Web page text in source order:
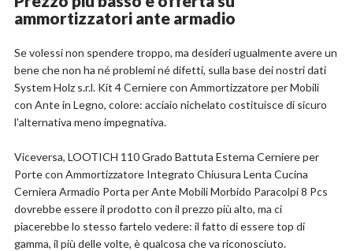
ammortizzatori ante armadio
Se volessi non spendere troppo, ma desideri ugualmente avere un
bene che non ha né problemi né difetti, sulla base dei nostri dati
System Holz s.r.l. Kit 4 Cerniere con Ammortizzatore per Mobili
con Ante in Legno, colore: acciaio nichelato costituisce di sicuro
l'alternativa meno impegnativa.
Viceversa, LOOTICH 110 Grado Battuta Esterna Cerniere per
Porte con Ammortizzatore Integrato Chiusura Lenta Cucina
Cerniera Armadio Porta per Ante Mobili Morbido Paracolpi 8 Pcs
dovrebbe essere il prodotto con il prezzo più alto, ma ci
piacerebbe lo stesso fartelo vedere: il fatto di essere top di
gamma, il più delle volte, è qualcosa che va riconosciuto.